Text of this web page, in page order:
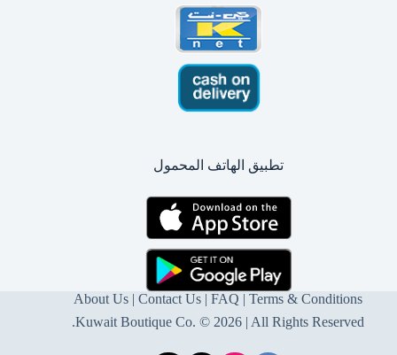
تطبيق الهاتف المحمول
About Us |Contact Us | FAQ |Terms & Conditions
Kuwait Boutique Co. © 2026 | All Rights Reserved.